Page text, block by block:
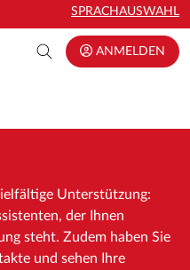
SPRACHAUSWAHL
ANMELDEN
Unterstützung:
der Ihnen
steht. Zudem haben Sie
und sehen Ihre